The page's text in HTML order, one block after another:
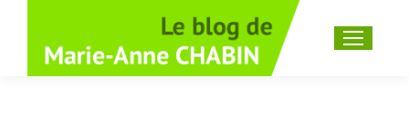
Recherche